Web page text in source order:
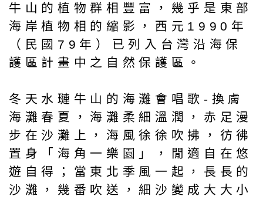
牛山的植物群相豐富，幾乎是東部
海岸植物相的縮影，西元1990年
（民國79年）已列入台灣沿海保
護區計畫中之自然保護區。
冬天水璉牛山的海灘會唱歌-換膚
海灘春夏，海灘柔細溫潤，赤足漫
步在沙灘上，海風徐徐吹拂，彷彿
置身「海角一樂園」，閒適自在悠
遊自得；當東北季風一起，長長的
沙灘，幾番吹送，細沙變成大大小